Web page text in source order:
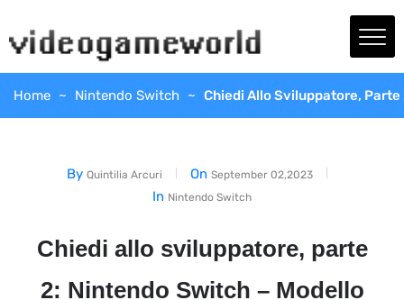
Home Nintendo Switch Chiedi Allo Sviluppatore, Parte
By Quintilia Arcuri On September 02,2023
In Nintendo Switch
Chiedi allo sviluppatore, parte
2: Nintendo Switch – Modello